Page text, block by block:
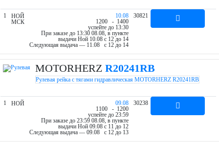
1
НОЙ
МСК
10.08
1200 - 1400
успейте до 13:30
При заказе до 13:30 08.08, в пункте
выдачи Ной 10.08 c 12 до 14
Следующая выдача — 11.08 c 12 до 14
30821
MOTORHERZ R20241RB
Рулевая рейка с тягами гидравлическая MOTORHERZ R20241RB
1 НОЙ
09.08
1100 - 1200
успейте до 23:59
При заказе до 23:59 08.08, в пункте
выдачи Ной 09.08 c 11 до 12
Следующая выдача — 09.08 c 12 до 13
30238